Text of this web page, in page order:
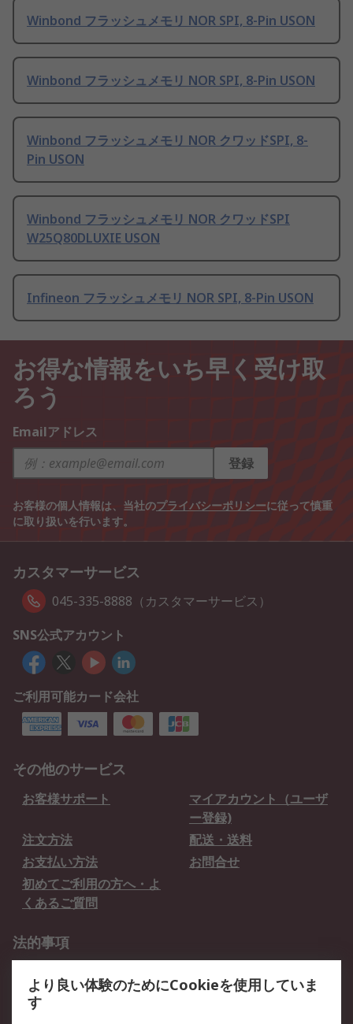
Winbond フラッシュメモリ NOR SPI, 8-Pin USON
Winbond フラッシュメモリ NOR SPI, 8-Pin USON
Winbond フラッシュメモリ NOR クワッドSPI, 8-
Pin USON
Winbond フラッシュメモリ NOR クワッドSPI
W25Q80DLUXIE USON
Infineon フラッシュメモリ NOR SPI, 8-Pin USON
お得な情報をいち早く受け取
ろう
Emailアドレス
登録
お客様の個人情報は、当社のプライバシーポリシーに従って慎重
に取り扱いを行います。
カスタマーサービス
045-335-8888（カスタマーサービス）
SNS公式アカウント
ご利用可能カード会社
その他のサービス
お客様サポート
マイアカウント（ユーザ
ー登録)
注文方法
配送・送料
お支払い方法
お問合せ
初めてご利用の方へ・よ
くあるご質問
法的事項
クッキーポリシー
より良い体験のためにCookieを使用していま
す